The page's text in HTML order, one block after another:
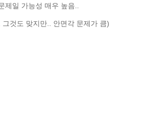
제일 가능성 매우 높음..
것도 맞지만.. 안면각 문제가 큼)